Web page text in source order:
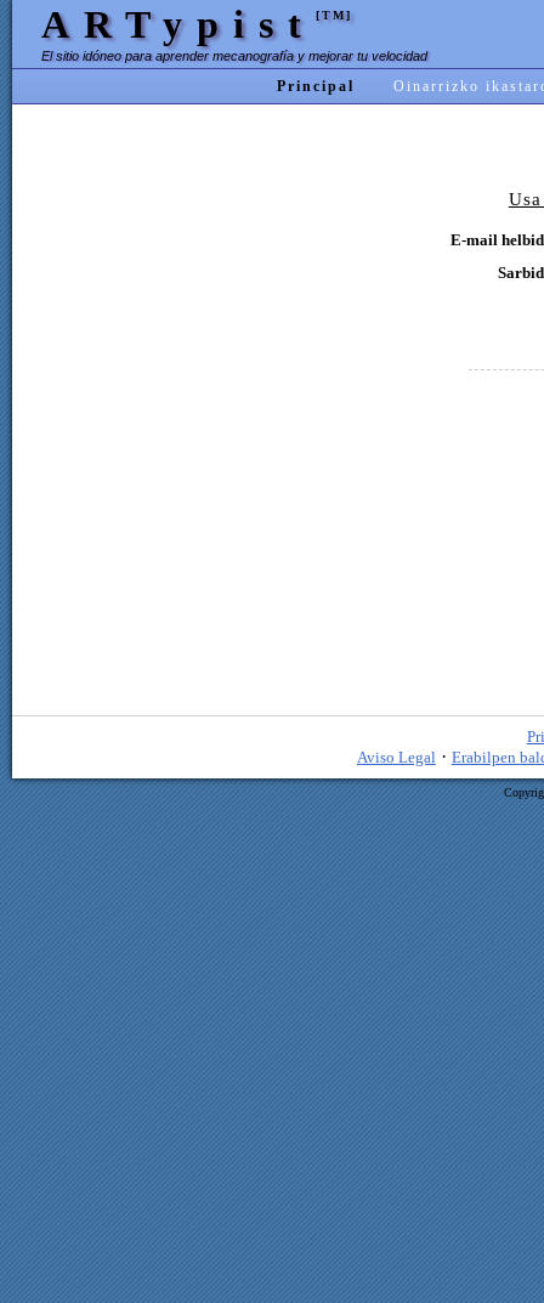
ARTypist [TM]
El sitio idóneo para aprender mecanografía y mejorar tu velocidad
Principal Oinarrizko
E-mail
Aviso Legal · Erabilpen